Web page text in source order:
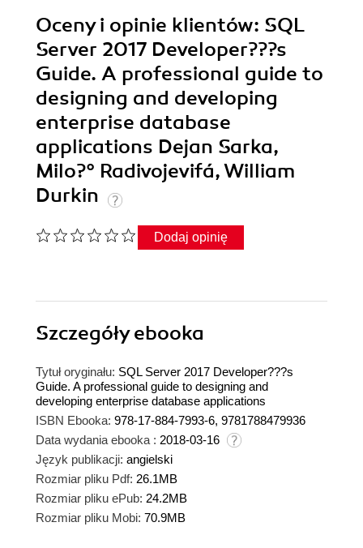
Oceny i opinie klientów: SQL
Server 2017 Developer???s
Guide. A professional guide to
designing and developing
enterprise database
applications Dejan Sarka,
Milo?° Radivojevifá, William
Durkin
Dodaj opinię
Szczegółyebooka
Tytuł oryginału: SQL Server 2017 Developer???s
Guide. A professional guide to designing and
developing enterprise database applications
ISBN Ebooka: 978-17-884-7993-6, 9781788479936
Data wydania ebooka : 2018-03-16
Język publikacji: angielski
Rozmiar pliku Pdf: 26.1MB
Rozmiar pliku ePub: 24.2MB
Rozmiar pliku Mobi: 70.9MB